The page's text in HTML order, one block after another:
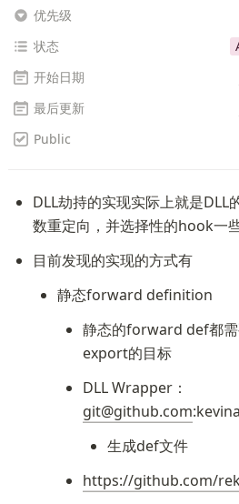
优先级
状态
开始日期
最后更新
Public
DLL劫持的实现实际上就是DLL
数重定向，并选择性的hook一
目前发现的实现的方式有
静态forward definition
静态的forward def都
export的目标
DLL Wrapper：
git@github.com
生成def文件
https://github.com/